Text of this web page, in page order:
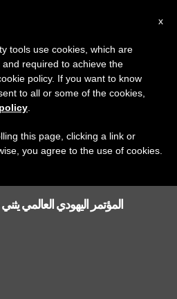
2009
المؤتمر اليهودي العالمي
x
tools use cookies, which are
required to achieve the
policy. If you want to know
to all or some of the cookies,
this page, clicking a link or
you agree to the use of cookies.